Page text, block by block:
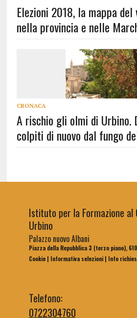
Elezioni 2018, la mappa
nella provincia e nelle
CRONACA
A rischio gli olmi di Urbino.
colpiti di nuovo dal fungo
Istituto per la Formazione al
Urbino
Palazzo nuovo Albani
Piazza della Repubblica 3 (terzo piano),
Cookie| Informativa selezioni| Info
Telefono:
0722304760